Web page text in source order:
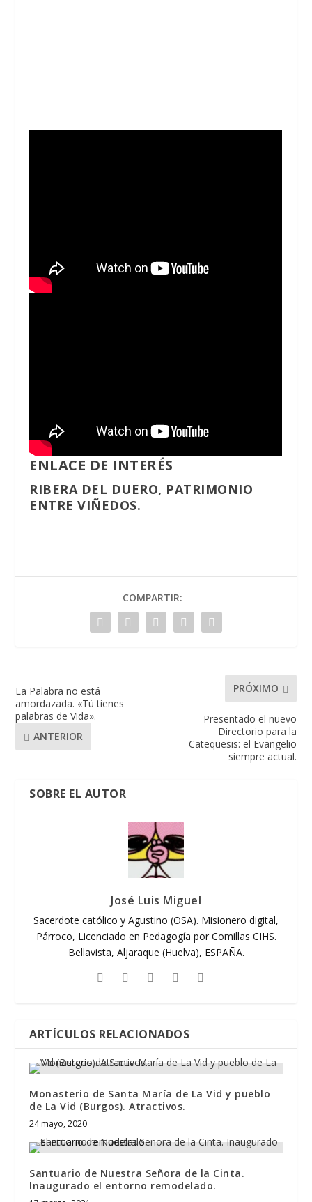
ENLACE DE INTERÉS
RIBERA DEL DUERO, PATRIMONIO
ENTRE VIÑEDOS.
COMPARTIR:
La Palabra no está
amordazada. «Tú tienes
palabras de Vida».
ANTERIOR
PRÓXIMO
Presentado el nuevo
Directorio para la
Catequesis: el Evangelio
siempre actual.
SOBRE EL AUTOR
José Luis Miguel
Sacerdote católico y Agustino (OSA). Misionero digital,
Párroco, Licenciado en Pedagogía por Comillas CIHS.
Bellavista, Aljaraque (Huelva), ESPAÑA.
ARTÍCULOS RELACIONADOS
Monasterio de Santa María de La Vid y pueblo
de La Vid (Burgos). Atractivos.
24 mayo, 2020
Santuario de Nuestra Señora de la Cinta.
Inaugurado el entorno remodelado.